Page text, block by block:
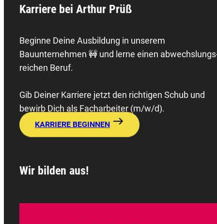
Karriere bei Arthur Prüß
Beginne Deine Ausbildung in unserem
Bauunternehmen 🚧 und lerne einen
reichen Beruf.
Gib Deiner Karriere jetzt den richtigen Schub und
bewirb Dich als Facharbeiter (m/w/d).
KARRIERE BEGINNEN
Wir bilden aus!